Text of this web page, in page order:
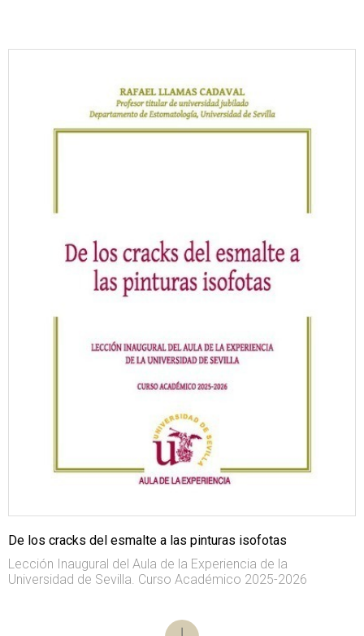
De los cracks del esmalte a las pinturas isofotas
Lección Inaugural del Aula de la Experiencia de la
Universidad de Sevilla. Curso Académico 2025-2026